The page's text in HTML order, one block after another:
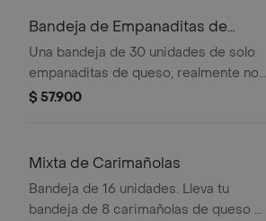
Bandeja de Empanaditas de
Queso
Una bandeja de 30 unidades de solo
empanaditas de queso, realmente nos
quedaron deliciosasssss Pasabocas
$ 57.900
Mixta de Carimañolas
Bandeja de 16 unidades. Lleva tu
bandeja de 8 carimañolas de queso y